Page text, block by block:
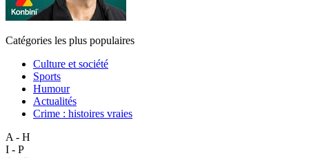
Catégories les plus populaires
Culture et société
Sports
Humour
Actualités
Crime : histoires vraies
A - H
I - P